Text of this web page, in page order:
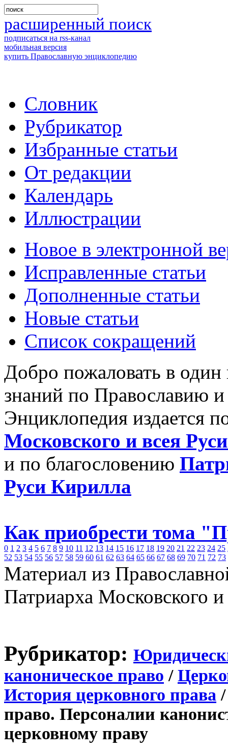
расширенный поиск
подписаться на rss-канал
мобильная версия
купить Православную энциклопедию
Словник
Рубрикатор
Избранные статьи
От редакции
Календарь
Иллюстрации
Новое в электронной
Исправленные статьи
Дополненные статьи
Новые статьи
Список сокращений
Добро пожаловать в
знаний по Православию
Энциклопедия издается
Московского и всея
и по благословению
Руси Кирилла
Как приобрести тома
0 1 2 3 4 5 6 7 8 9 10 11 12 13 14 15 16 17 18 19 20 21 22 23 24 25
52 53 54 55 56 57 58 59 60 61 62 63 64 65 66 67 68 69 70 71 72 73
Материал из
Патриарха Московского
Рубрикатор:
каноническое право /
История церковного права
право. Персоналии
церковному праву